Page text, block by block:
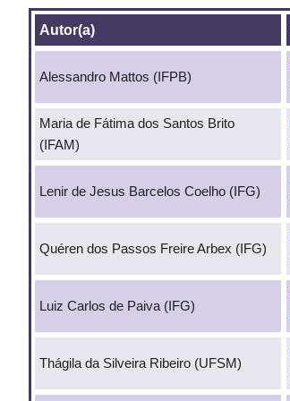
Autor(a)
Alessandro Mattos (IFPB)
Maria de Fátima dos Santos Brito
(IFAM)
Lenir de Jesus Barcelos Coelho (IFG)
Quéren dos Passos Freire Arbex (IFG)
Luiz Carlos de Paiva (IFG)
Thágila da Silveira Ribeiro (UFSM)